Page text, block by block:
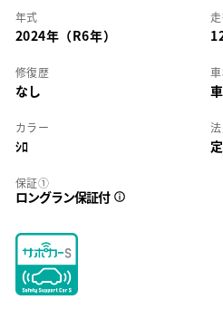
年式
2024年（R6年）
修復歴
なし
カラー
ｼﾛ
保証①
ロングラン保証付